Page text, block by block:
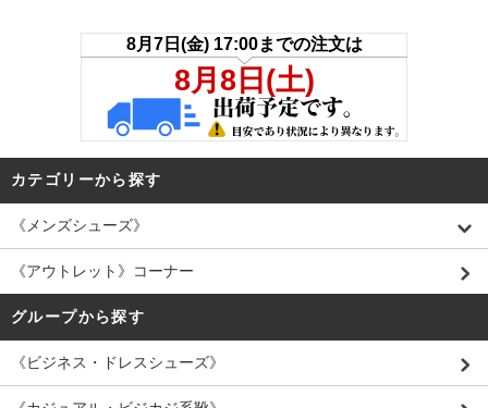
カテゴリーから探す
《メンズシューズ》
《アウトレット》コーナー
グループから探す
《ビジネス・ドレスシューズ》